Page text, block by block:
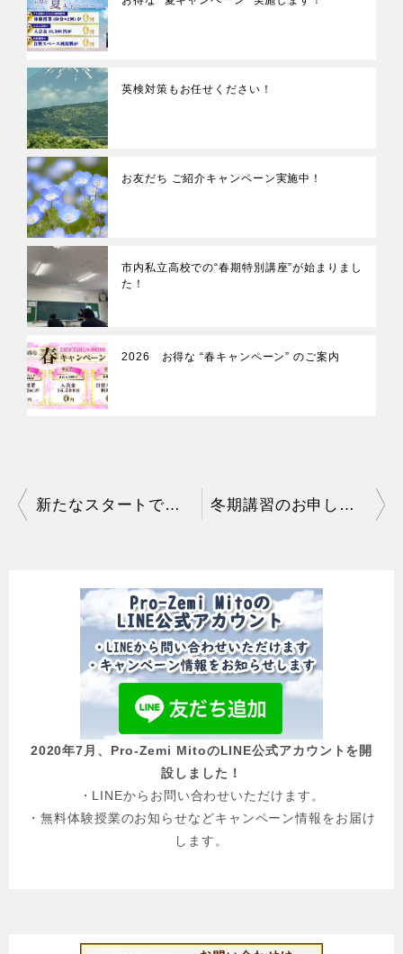
英検対策もお任せください！
お友だち ご紹介キャンペーン実施中！
市内私立高校での“春期特別講座”が始まりまし
た！
2026 お得な “春キャンペーン” のご案内
投
新たなスタートです！ 冬期講習のお申し込みが始まっています！
2020年7月、Pro-Zemi MitoのLINE公式アカウントを開
設しました！
・LINEからお問い合わせいただけます。
・無料体験授業のお知らせなどキャンペーン情報をお届け
します。